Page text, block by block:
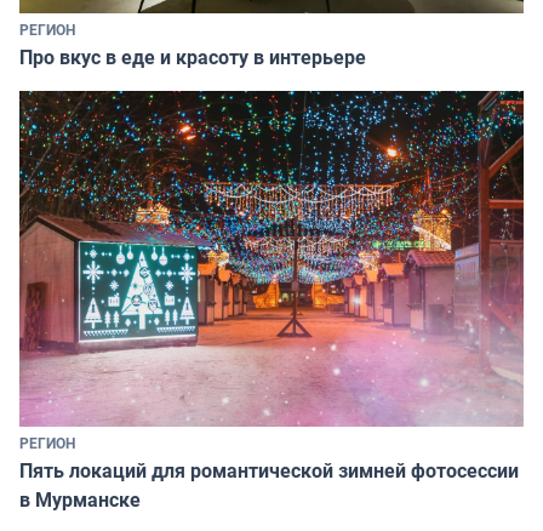
РЕГИОН
Про вкус в еде и красоту в интерьере
РЕГИОН
Пять локаций для романтической зимней фотосессии
в Мурманске